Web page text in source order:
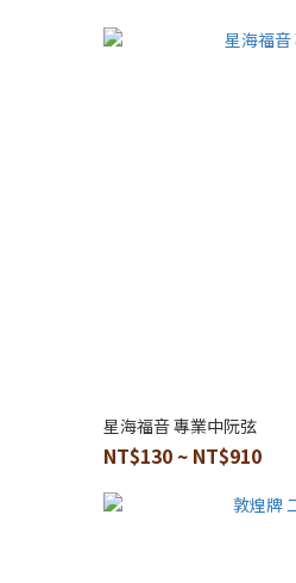
星海福音 專業中阮弦
NT$130 ~ NT$910